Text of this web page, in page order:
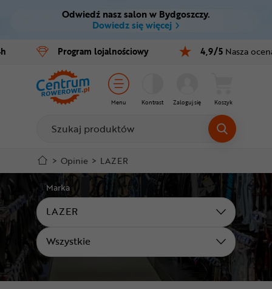
Ctrl M
Menu główne
Stopka
Mapa strony
Odwiedź nasz salon w Bydgoszczy.
Dowiedz się więcej
Program lojalnościowy 4,9/5 Nasza
Menu Kontrast Zaloguj się Koszyk
Rowery
E-bike
Części
Akcesoria
Odzież
Kaski
Buty
Warsztat
> Opinie > LAZER
Marka
LAZER
Kategoria
Wszystkie